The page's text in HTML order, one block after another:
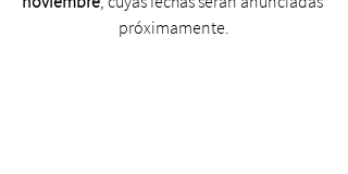
próximamente.